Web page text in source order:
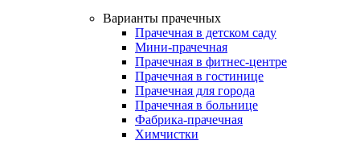
Варианты прачечных
Прачечная в детском саду
Мини-прачечная
Прачечная в фитнес-центре
Прачечная в гостинице
Прачечная для города
Прачечная в больнице
Фабрика-прачечная
Химчистки